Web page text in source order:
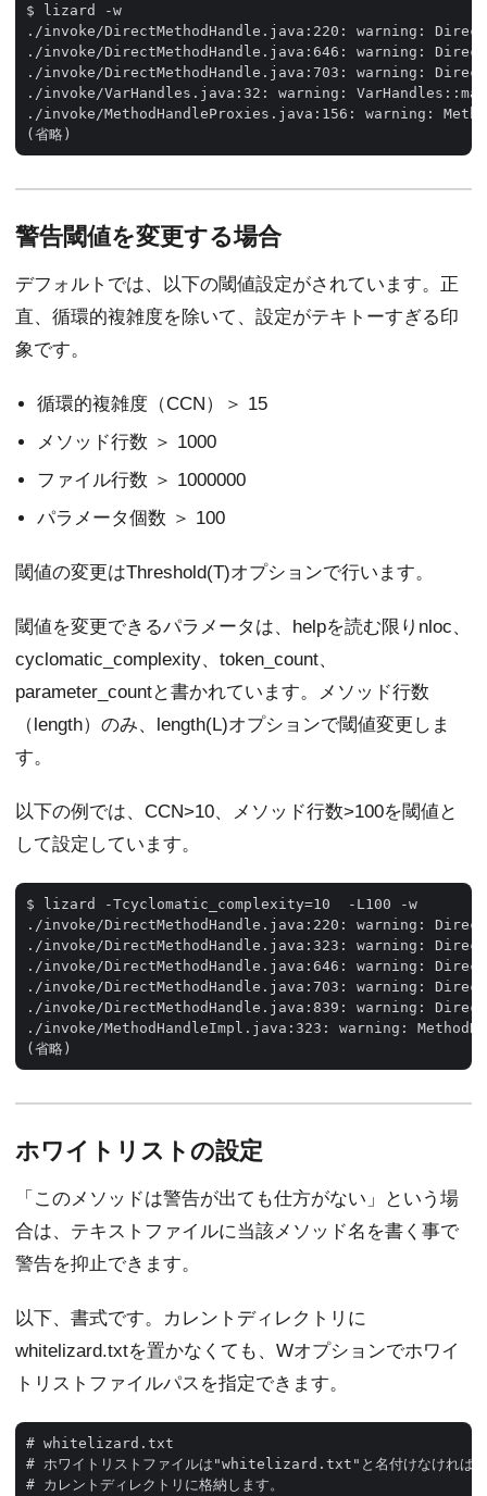
$ lizard -w
./invoke/DirectMethodHandle.java:220: warning:
./invoke/DirectMethodHandle.java:646: warning:
./invoke/DirectMethodHandle.java:703: warning:
./invoke/VarHandles.java:32: warning:
./invoke/MethodHandleProxies.java:156: warning:
警告閾値を変更する場合
デフォルトでは、以下の閾値設定がされています。正
直、循環的複雑度を除いて、設定がテキトーすぎる印
象です。
循環的複雑度（CCN）＞ 15
メソッド行数 ＞ 1000
ファイル行数 ＞ 1000000
パラメータ個数 ＞ 100
閾値の変更はThreshold(T)オプションで行います。
閾値を変更できるパラメータは、helpを読む限りnloc、
cyclomatic_complexity、token_count、
parameter_countと書かれています。メソッド行数
（length）のみ、length(L)オプションで閾値変更しま
す。
以下の例では、CCN>10、メソッド行数>100を閾値と
して設定しています。
$ lizard -Tcyclomatic_complexity=10  -L100 -w
./invoke/DirectMethodHandle.java:220: warning:
./invoke/DirectMethodHandle.java:323: warning:
./invoke/DirectMethodHandle.java:646: warning:
./invoke/DirectMethodHandle.java:703: warning:
./invoke/DirectMethodHandle.java:839: warning:
./invoke/MethodHandleImpl.java:323: warning:
ホワイトリストの設定
「このメソッドは警告が出ても仕方がない」という場
合は、テキストファイルに当該メソッド名を書く事で
警告を抑止できます。
以下、書式です。カレントディレクトリに
whitelizard.txtを置かなくても、Wオプションでホワイ
トリストファイルパスを指定できます。
# whitelizard.txt
# ホワイトリストファイルは"whitelizard.txt"と名付けなければな
# カレントディレクトリに格納します。